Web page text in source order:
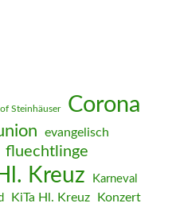
Steinhäuser Corona
evangelisch
fluechtlinge
Kreuz Karneval
KiTa Hl. Kreuz Konzert